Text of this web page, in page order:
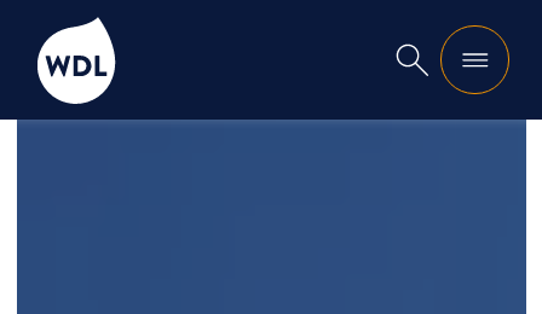
WDL
Suche